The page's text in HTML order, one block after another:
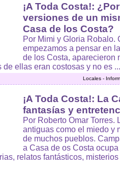
¡A Toda Costa!:
versiones de un
Casa de los Costa?
Por Mimi y Gloria Robalo.
empezamos a pensar en
de los Costa, aparecieron
de ellas eran costosas y no es ...
Locales -
¡A Toda Costa!: La
fantasías y
Por Roberto Omar Torres.
antiguas como el miedo y
de muchos pueblos.
a Casa de os Costa
relatos fantásticos,